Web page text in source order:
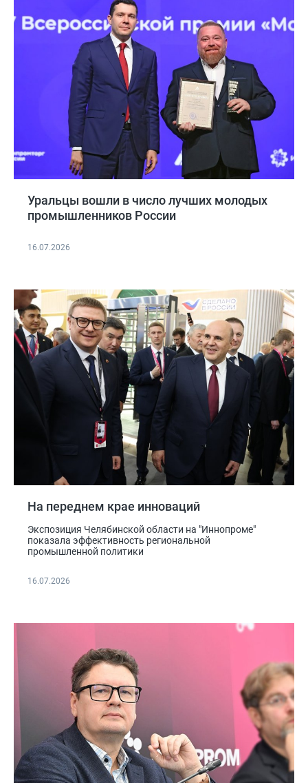
Уральцы вошли в число лучших молодых
промышленников России
16.07.2026
На переднем крае инноваций
Экспозиция Челябинской области на "Иннопроме"
показала эффективность региональной
промышленной политики
16.07.2026